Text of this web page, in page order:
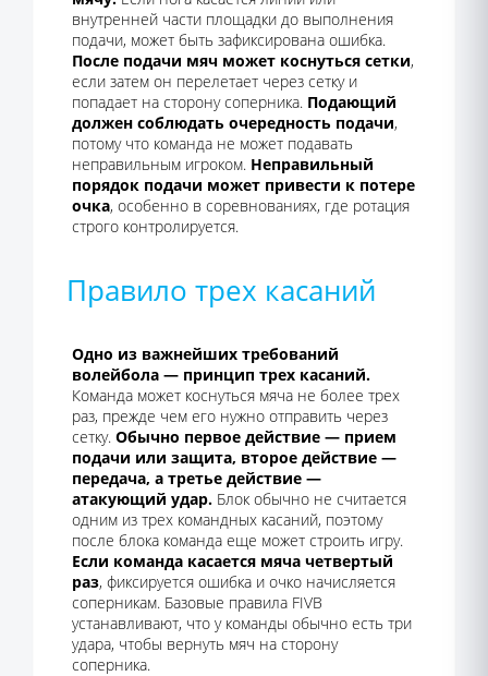
внутренней части площадки до выполнения
подачи, может быть зафиксирована ошибка.
После подачи мяч может коснуться сетки,
если затем он перелетает через сетку и
попадает на сторону соперника. Подающий
должен соблюдать очередность подачи,
потому что команда не может подавать
неправильным игроком. Неправильный
порядок подачи может привести к потере
очка, особенно в соревнованиях, где ротация
строго контролируется.
Правило трех касаний
Одно из важнейших требований
волейбола — принцип трех касаний.
Команда может коснуться мяча не более трех
раз, прежде чем его нужно отправить через
сетку. Обычно первое действие — прием
подачи или защита, второе действие —
передача, а третье действие —
атакующий удар. Блок обычно не считается
одним из трех командных касаний, поэтому
после блока команда еще может строить игру.
Если команда касается мяча четвертый
раз, фиксируется ошибка и очко начисляется
соперникам. Базовые правила FIVB
устанавливают, что у команды обычно есть три
удара, чтобы вернуть мяч на сторону
соперника.